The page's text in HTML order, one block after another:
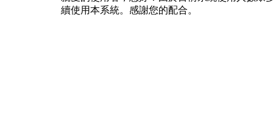
續使用本系統。感謝您的配合。